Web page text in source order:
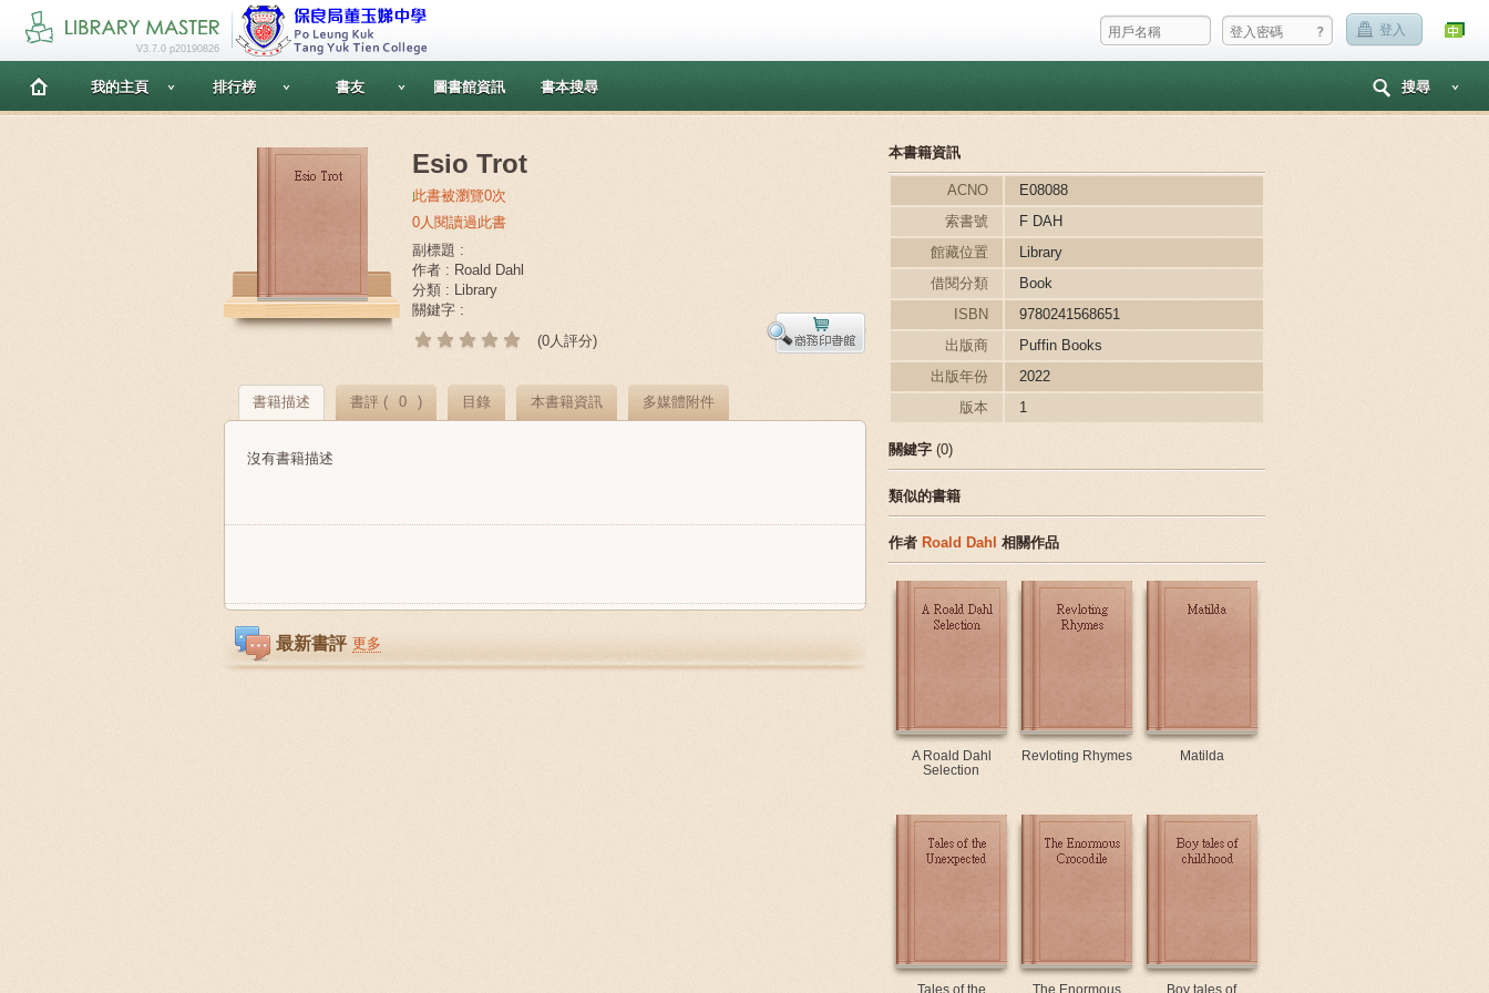
? 登入
V3.7.0 p20190826
我的主頁 排行榜 書友 圖書館資訊 書本搜尋 搜尋
Esio Trot
此書被瀏覽0次
0人閱讀過此書
副標題 :
作者 : Roald Dahl
分類 : Library
關鍵字 :
(0人評分)
書籍描述 書評 ( 0 ) 目錄 本書籍資訊 多媒體附件
沒有書籍描述
最新書評 更多
本書籍資訊
ACNO
E08088
索書號
F DAH
館藏位置
Library
借閱分類
Book
ISBN
9780241568651
出版商
Puffin Books
出版年份
2022
版本
1
關鍵字 (0)
類似的書籍
作者 Roald Dahl 相關作品
A Roald Dahl
Selection
Revloting Rhymes Matilda
Tales of the The Enormous Boy tales of